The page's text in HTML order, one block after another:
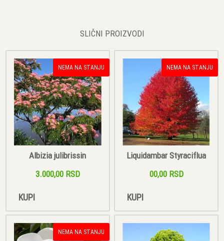
SLIČNI PROIZVODI
NEMA NA STANJU
Albizia julibrissin
3.000,00 RSD
KUPI
NEMA NA STANJU
Liquidambar Styraciflua
00,00 RSD
KUPI
NEMA NA STANJU